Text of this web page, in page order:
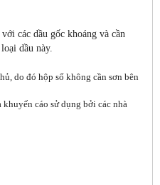
các dầu gốc khoáng và cần
dầu này.
do đó hộp số không cần sơn bên
cáo sử dụng bởi các nhà